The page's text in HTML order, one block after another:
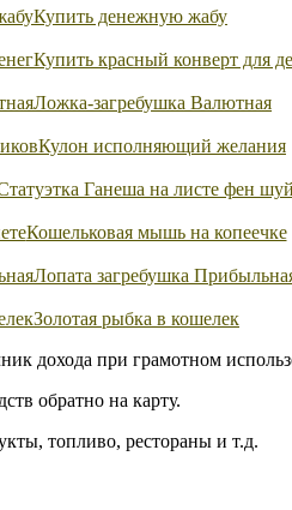
Купить денежную жабу
Купить красный конверт для
Ложка-загребушка Валютная
Кулон исполняющий желания
Ганеша на листе фен шуй
Кошельковая мышь на копеечке
Лопата загребушка
Золотая рыбка в кошелек
дохода при грамотном
обратно на карту.
топливо, рестораны и т.д.